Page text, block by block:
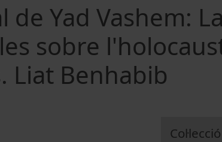
Yad Vashem:
sobre
Liat Benhabib
Col·lecció